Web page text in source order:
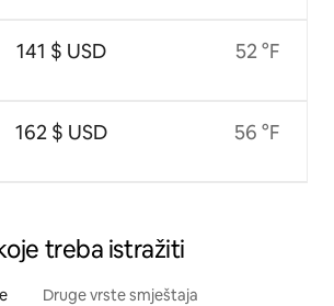
141 $ USD
162 $ USD
52 °F
56 °F
treba istražiti
Druge vrste smještaja